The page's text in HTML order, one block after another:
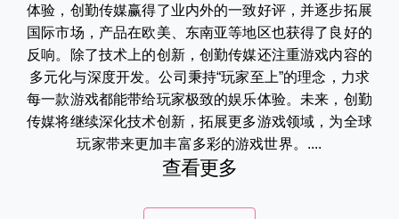
体验，创勤传媒赢得了业内外的一致好评，并逐步拓展
国际市场，产品在欧美、东南亚等地区也获得了良好的
反响。除了技术上的创新，创勤传媒还注重游戏内容的
多元化与深度开发。公司秉持“玩家至上”的理念，力求
每一款游戏都能带给玩家极致的娱乐体验。未来，创勤
传媒将继续深化技术创新，拓展更多游戏领域，为全球
玩家带来更加丰富多彩的游戏世界。....
查看更多